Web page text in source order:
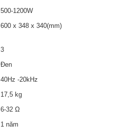
500-1200W
600 x 348 x 340(mm)
3
Đen
40Hz -20kHz
17,5 kg
6-32 Ω
1 năm